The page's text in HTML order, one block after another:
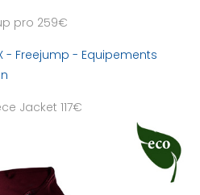
pro 259€
Jacket 117€